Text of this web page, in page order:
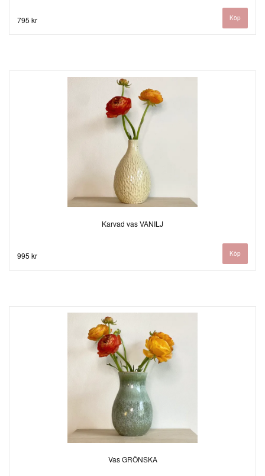
795 kr
Karvad vas VANILJ
995 kr
Vas GRÖNSKA